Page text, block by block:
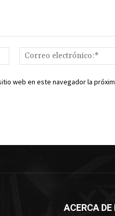
Nombre:*
web en este navegador la
ACERCA